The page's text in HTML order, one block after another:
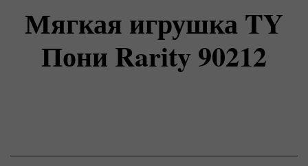
Мягкая игрушка TY
Пони Rarity 90212